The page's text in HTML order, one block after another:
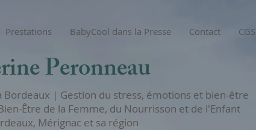
Prestations BabyCool dans la Presse Contact CGS
Peronneau
| Gestion du stress, émotions et bien-être
Être de la Femme, du Nourrisson et de l'Enfant
Mérignac et sa région